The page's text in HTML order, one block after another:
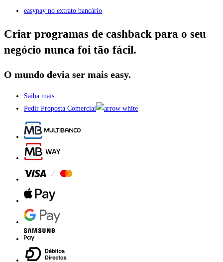
easypay no extrato bancário
Criar programas de cashback para o seu
negócio nunca foi tão fácil.
O mundo devia ser mais easy.
Saiba mais
Pedir Proposta Comercial